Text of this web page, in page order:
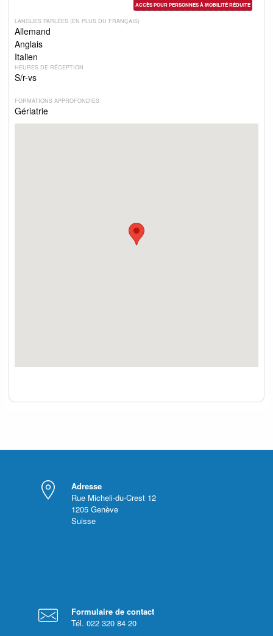
ACCÈS POUR PERSONNES À MOBILITÉ RÉDUITE
LANGUES PARLÉES (EN PLUS DU FRANÇAIS)
Allemand
Anglais
Italien
HEURES DE RÉCEPTION
S/r-vs
FORMATIONS APPROFONDIES
Gériatrie
Adresse
Rue Micheli-du-Crest 12
1205 Genève
Suisse
Formulaire de contact
Tél. 022 320 84 20